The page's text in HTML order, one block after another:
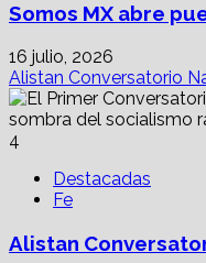
Somos MX abre
16 julio, 2026
Alistan Conversatorio
4
Destacadas
Fe
Alistan